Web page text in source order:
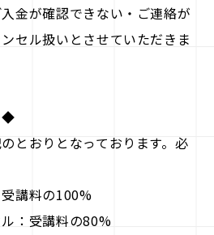
金が確認できない・ご連絡が
セル扱いとさせていただきま
◆
とおりとなっております。必
講料の100%
：受講料の80%